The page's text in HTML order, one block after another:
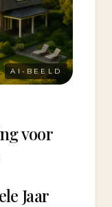
AI-BEELD
voor
Jaar